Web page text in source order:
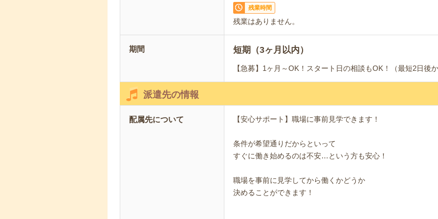
残業時間
残業はありません。
期間 短期（3ヶ月以内）
【急募】1ヶ月～OK！スタート日の相談もOK！（最短2日後
派遣先の情報
配属先について 【安心サポート】職場に事前見学できます！
条件が希望通りだからといって
すぐに働き始めるのは不安…という方も安心！
職場を事前に見学してから働くかどうか
決めることができます！